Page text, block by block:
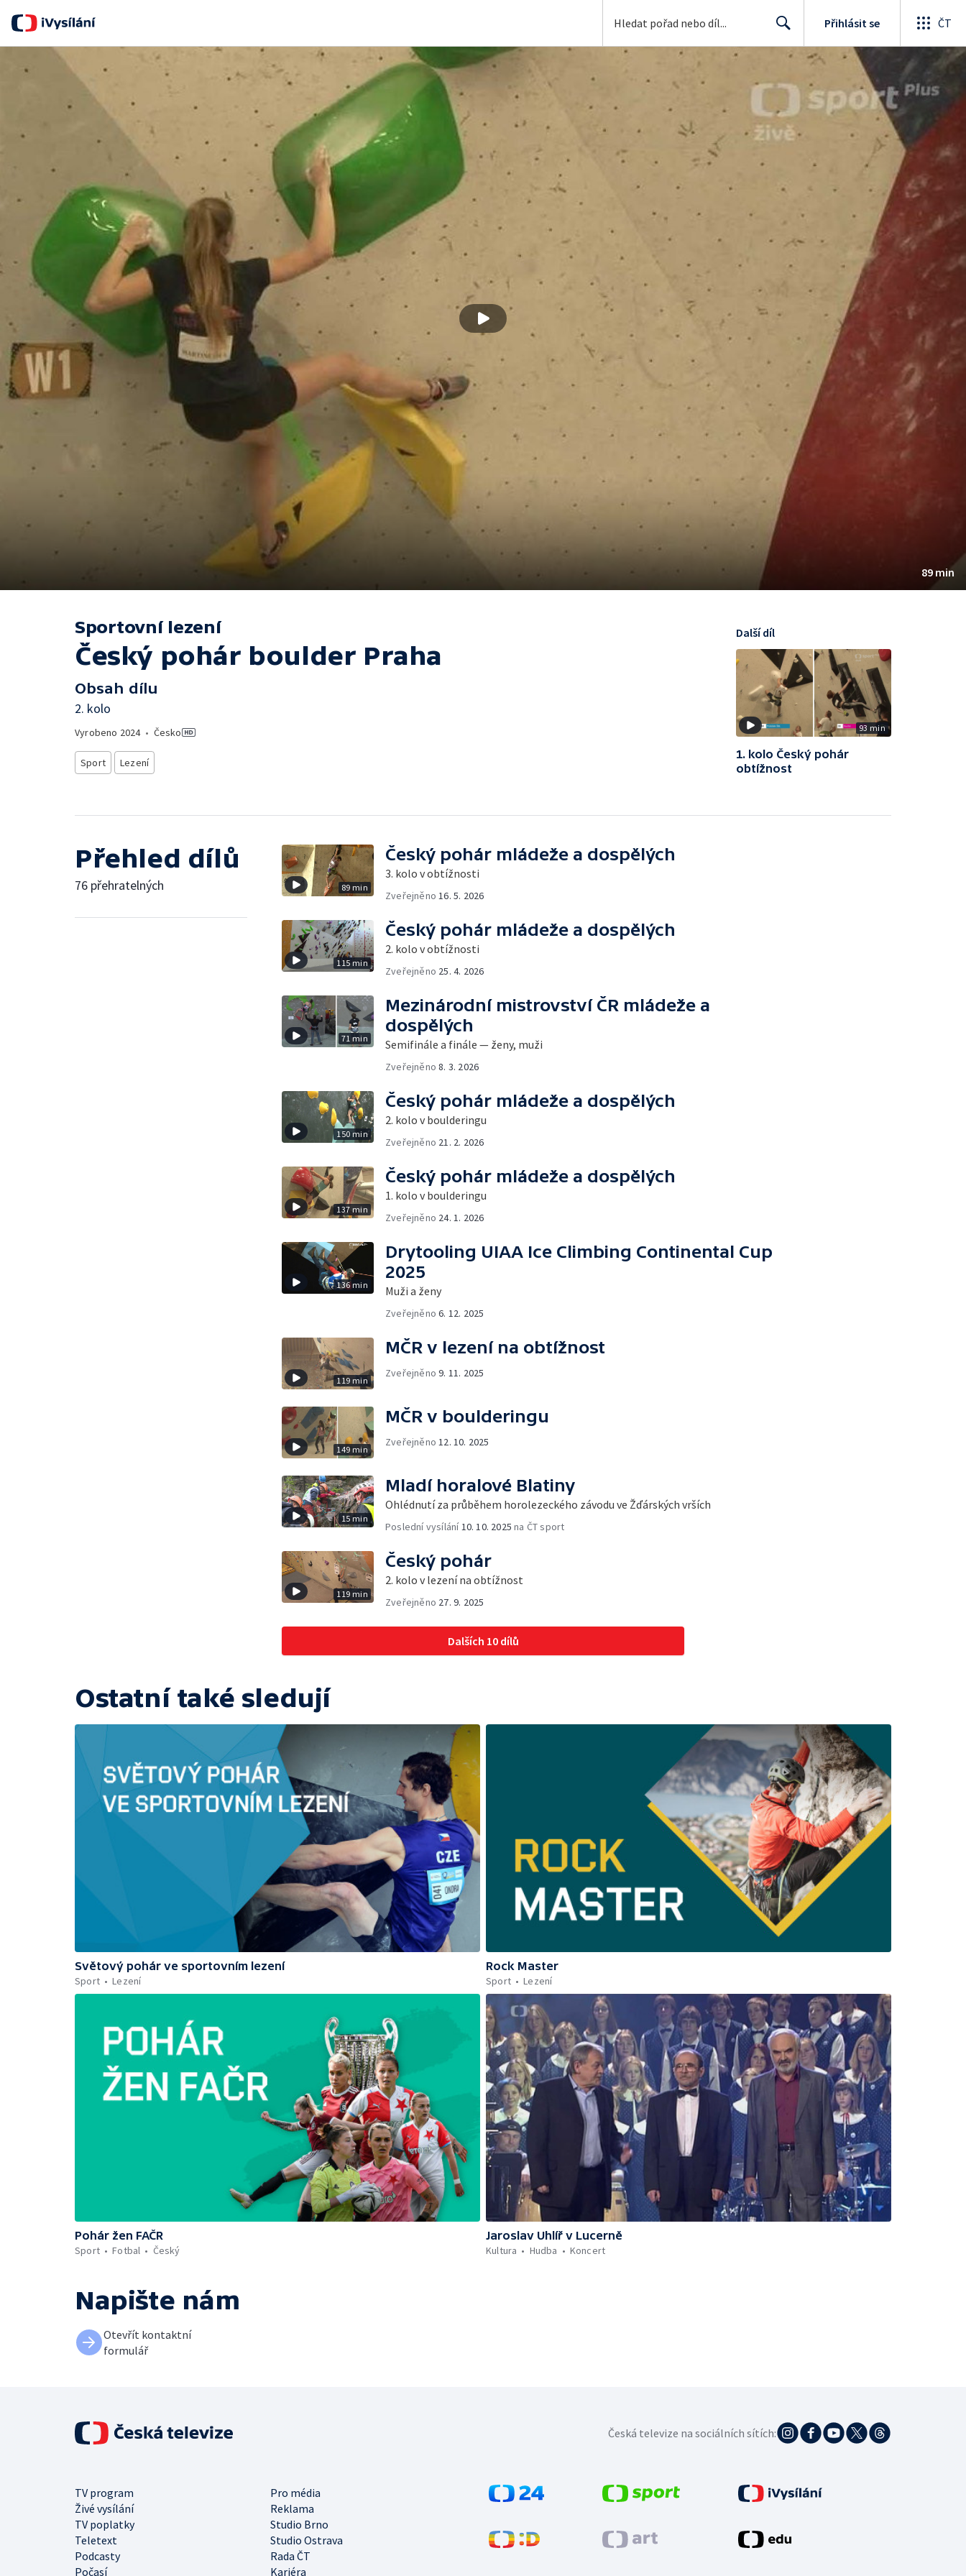
Search
Přihlásit se ČT
89 min
Sportovní lezení
Český pohár boulder Praha
Obsah dílu
2. kolo
Vyrobeno 2024• Česko
Sport Lezení
93 min
Další díl
1. kolo Český pohár
obtížnost
Přehled dílů
76 přehratelných 89 min
Český pohár mládeže a dospělých
3. kolo v obtížnosti
Zveřejněno 16. 5. 2026
115 min
Český pohár mládeže a dospělých
2. kolo v obtížnosti
Zveřejněno 25. 4. 2026
71 min
Mezinárodní mistrovství ČR mládeže a
dospělých
Semifinále a finále — ženy, muži
Zveřejněno8. 3. 2026
150 min
Český pohár mládeže a dospělých
2. kolo v boulderingu
Zveřejněno 21. 2. 2026
137 min
Český pohár mládeže a dospělých
1. kolo v boulderingu
Zveřejněno 24. 1. 2026
136 min
Drytooling UIAA Ice Climbing Continental Cup
2025
Muži a ženy
Zveřejněno6. 12. 2025
119 min
MČR v lezení na obtížnost
Zveřejněno9. 11. 2025
149 min
MČR v boulderingu
Zveřejněno 12. 10. 2025
15 min
Mladí horalové Blatiny
Ohlédnutí za průběhem horolezeckého závodu ve Žďárských vrších
Poslední vysílání 10. 10. 2025 na ČT sport
119 min
Český pohár
2. kolo v lezení na obtížnost
Zveřejněno 27. 9. 2025
Dalších 10 dílů
Ostatní také sledují
Světový pohár ve sportovním lezení
Sport
Lezení
Rock Master
Sport
Lezení
Pohár žen FAČR
Sport
Fotbal Český
Jaroslav Uhlíř v Lucerně
Kultura
Hudba Koncert
Napište nám
Otevřít kontaktní
formulář
TV program
Pro média
Živé vysílání
Reklama
TV poplatky
Studio Brno
Teletext
Studio Ostrava
Podcasty
Rada ČT
Počasí
Kariéra
Česká televize na sociálních sítích: